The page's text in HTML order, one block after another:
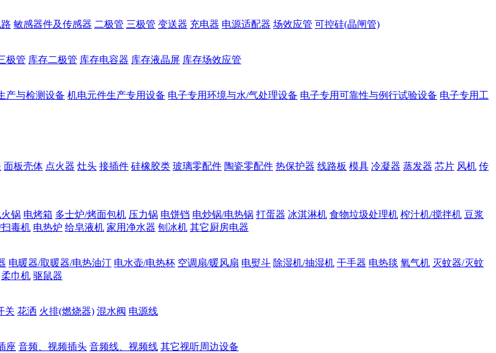
敏感器件及传感器 二极管 三极管 变送器 充电器 电源适配器 场效应管 可控硅(晶闸管)
极管 库存二极管 库存电容器 库存液晶屏 库存场效应管
产与检测设备 机电元件生产专用设备 电子专用环境与水/气处理设备 电子专用可靠性与例行试验设备 电子专用工
面板壳体 点火器 灶头 接插件 硅橡胶类 玻璃零配件 陶瓷零配件 热保护器 线路板 模具 冷凝器 蒸发器 芯片 风机 传
锅 电烤箱 多士炉/烤面包机 压力锅 电饼铛 电炒锅/电热锅 打蛋器 冰淇淋机 食物垃圾处理机 榨汁机/搅拌机 豆浆
毒机 电热炉 给皂液机 家用净水器 刨冰机 其它厨房电器
电暖器/取暖器/电热油汀 电水壶/电热杯 空调扇/暖风扇 电熨斗 除湿机/抽湿机 干手器 电热毯 氧气机 灭蚊器/灭蚊
柔巾机 驱鼠器
关 花洒 火排(燃烧器) 混水阀 电源线
座 音频、视频插头 音频线、视频线 其它视听周边设备